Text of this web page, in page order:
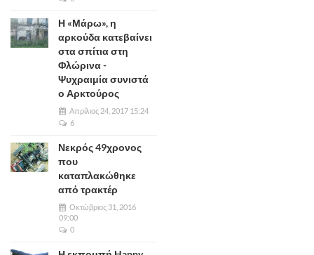
Η «Μάρω», η
αρκούδα κατεβαίνει
στα σπίτια στη
Φλώρινα -
Ψυχραιμία συνιστά
ο Αρκτούρος
Απρίλιος 24, 2017 15:24
6
Νεκρός 49χρονος
που
καταπλακώθηκε
από τρακτέρ
Οκτώβριος 31, 2016
09:00
0